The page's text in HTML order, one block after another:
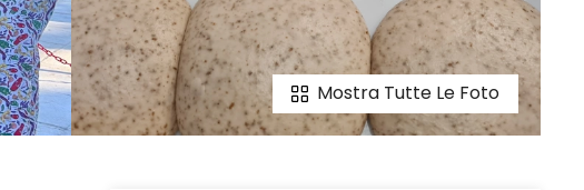
Mostra Tutte Le Foto